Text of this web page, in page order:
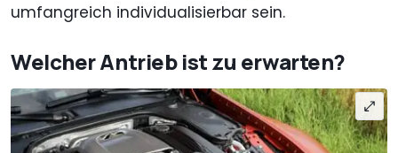
umfangreich individualisierbar sein.
Welcher Antrieb ist zu erwarten?